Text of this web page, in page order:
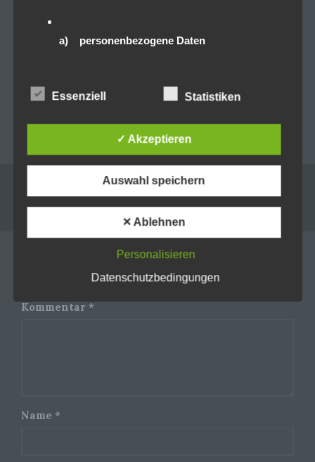
Vorankündigung: 2024-
10-08 Alice Cooper
München und @KIA
Leave a reply
Your email address will not be published. Required
fields are marked *
Kommentar *
Name *
a) personenbezogene Daten
identifizierbare natürliche Person (im Folgenden
einer Kennung wie einem Namen, zu einer
Kennnummer, zu Standortdaten, zu einer Online-
Kennung oder zu einem oder mehreren
besonderen Merkmalen, die Ausdruck der
physischen, physiologischen, genetischen,
sozialen Identität dieser natürlichen Person sind,
identifiziert werden kann.
Betroffene Person ist jede identifizierte oder
identifizierbare natürliche Person, deren
Essenziell Statistiken
✓ Akzeptieren
Auswahl speichern
✕ Ablehnen
Personalisieren
Datenschutzbedingungen